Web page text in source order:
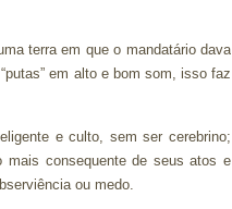
terra em que o mandatário dava
em alto e bom som, isso faz
e culto, sem ser cerebrino;
consequente de seus atos e
ou medo.